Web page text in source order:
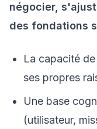
négocier,
des fondations
La capacité
ses propres
Une base
(utilisateur,